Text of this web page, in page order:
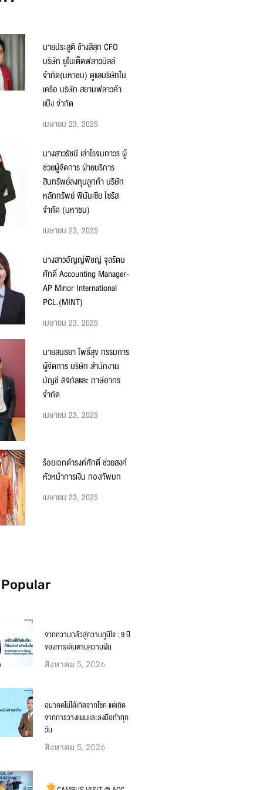
นายประสูติ ช้างสีสุก CFO
บริษัท ยูไนเต็ดฟลาวมิลล์
จำกัด(มหาชน) ดูแลบริษัทใน
เครือ บริษัท สยามฟลาวค้า
แป้ง จำกัด
เมษายน 23, 2025
นางสาวรัชนี เล่าโรจนถาวร ผู้
ช่วยผู้จัดการ ฝ่ายบริการ
สินทรัพย์ลงทุนลูกค้า บริษัท
หลักทรัพย์ ฟินันเซีย ไซรัส
จำกัด (มหาชน)
เมษายน 23, 2025
นางสาวอัญญ์พิชญ์ จุลรัตน
ศักดิ์ Accounting Manager-
AP Minor International
PCL.(MINT)
เมษายน 23, 2025
นายสนธยา โพธิ์สุข กรรมการ
ผู้จัดการ บริษัท สำนักงาน
บัญชี ดิจิทัลและ ภาษีอากร
จำกัด
เมษายน 23, 2025
ร้อยเอกดำรงค์ศักดิ์ ช่วยสงค์
หัวหน้าการเงิน กองทัพบก
เมษายน 23, 2025
จากความกลัวสู่ความภูมิใจ : 9 ปี
ของการเดินตามความฝัน
สิงหาคม 5, 2026
อนาคตไม่ได้เกิดจากโชค แต่เกิด
จากการวางแผนและลงมือทำทุก
วัน
สิงหาคม 5, 2026